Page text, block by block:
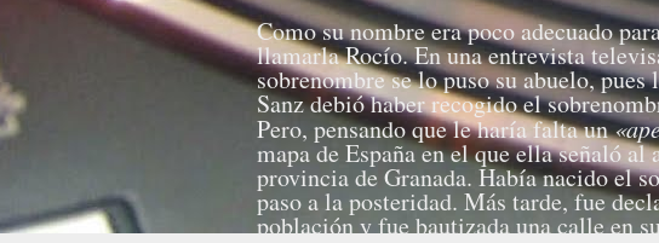
Como su nombre era poco adecuado
llamarla Rocío. En una entrevista
sobrenombre se lo puso su abuelo,
Sanz debió haber recogido el
Pero, pensando que le haría falta un
mapa de España en el que ella señaló
provincia de Granada. Había nacido el
paso a la posteridad. Más tarde, fue
población y fue bautizada una calle en